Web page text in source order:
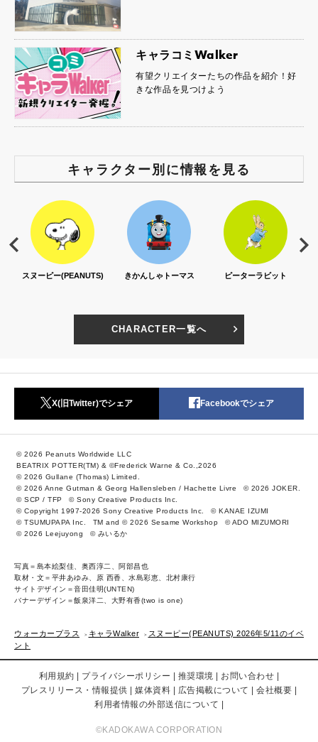
キャラコミWalker
有望クリエイターたちの作品を紹介！好
きな作品を見つけよう
キャラクター別に情報を見る
スヌーピー(PEANUTS) きかんしゃトーマス ピーターラビット
CHARACTER一覧へ
X(旧Twitter)でシェア Facebookでシェア
© 2026 Peanuts Worldwide LLC
BEATRIX POTTER(TM) & ©Frederick Warne & Co.,2026
© 2026 Gullane (Thomas) Limited.
© 2026 Anne Gutman & Georg Hallensleben / Hachette Livre
© 2026 JOKER.
© SCP / TFP
© Sony Creative Products Inc.
© Copyright 1997-2026 Sony Creative Products Inc.
© KANAE IZUMI
© TSUMUPAPA Inc.
TM and © 2026 Sesame Workshop
© ADO MIZUMORI
© 2026 Leejuyong
© みいるか
写真＝島本絵梨佳、奥西淳二、阿部昌也
取材・文＝平井あゆみ、原 西香、水島彩恵、北村康行
サイトデザイン＝音田佳明(UNTEN)
バナーデザイン＝飯泉洋二、大野有香(two is one)
ウォーカープラス キャラWalker
スヌーピー(PEANUTS) 2026年5/11のイベ
ント
利用規約 プライバシーポリシー 推奨環境
お問い合わせ
プレスリリース・情報提供
媒体資料 広告掲載について
会社概要
利用者情報の外部送信について
©KADOKAWA CORPORATION